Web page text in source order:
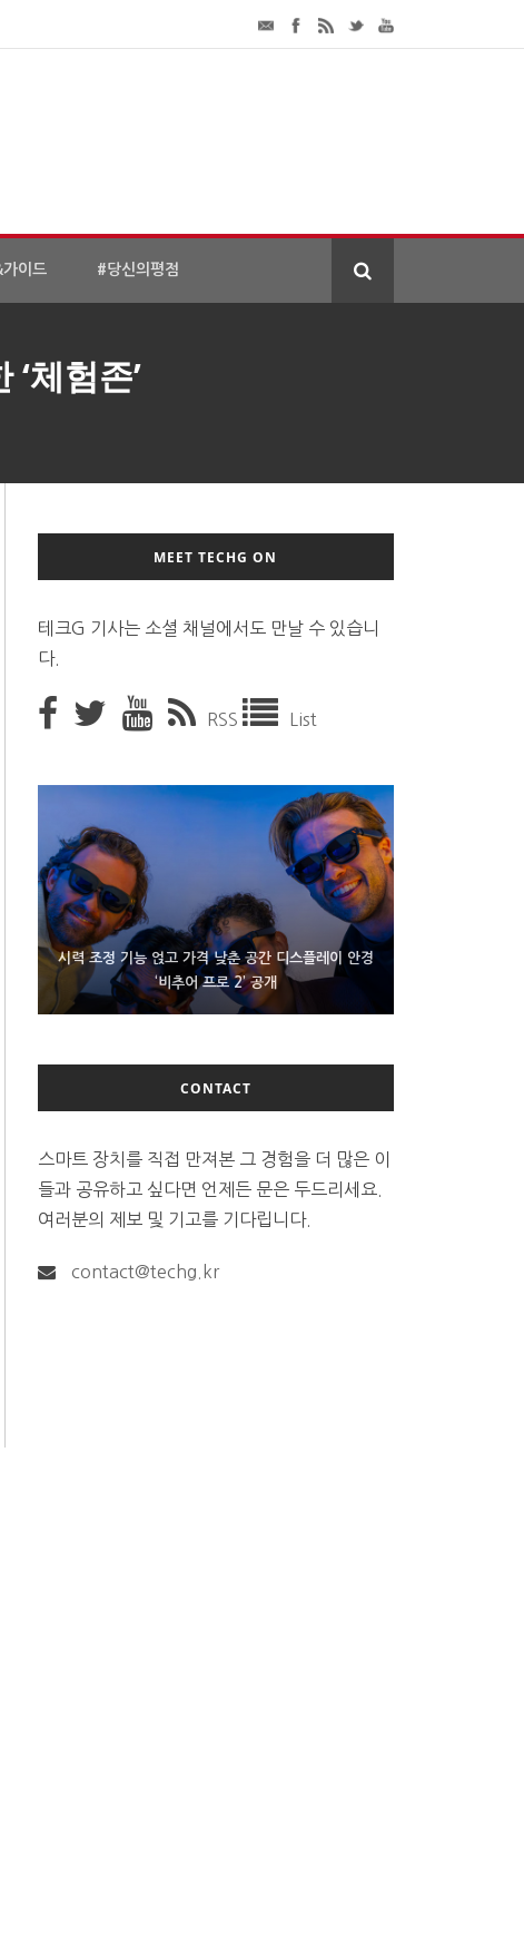
이드 #당신의평점
체험존’
MEET TECHG ON
테크G 기사는 소셜 채널에서도 만날 수 있습니
다.
RSS List
시력 조정 기능 얹고 가격 낮춘 공간 디스플레이 안경
‘비추어 프로 2’ 공개
D램 부족에 10억달러어치 아이폰18 프로세서 패키징
대기 중
300~400달러 반지형 스피커 준비하는 오픈AI
CONTACT
스마트 장치를 직접 만져본 그 경험을 더 많은 이
들과 공유하고 싶다면 언제든 문은 두드리세요.
여러분의 제보 및 기고를 기다립니다.
contact@techg.kr